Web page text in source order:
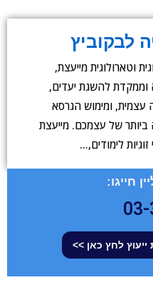
לבקוביץ
וטארולוגית מייעצת,
וממקדת להשגת יעדים,
ומימוש הגרסא
של עצמכם. מייעצת
לימודים,…
חייגו:
ייעוץ לחץ כאן >>